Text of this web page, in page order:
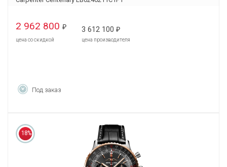
2 962 800 ₽
цена со скидкой
3 612 100 ₽
цена производителя
Под заказ
18%